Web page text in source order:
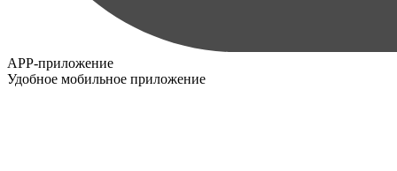
APP-приложение
Удобное мобильное приложение